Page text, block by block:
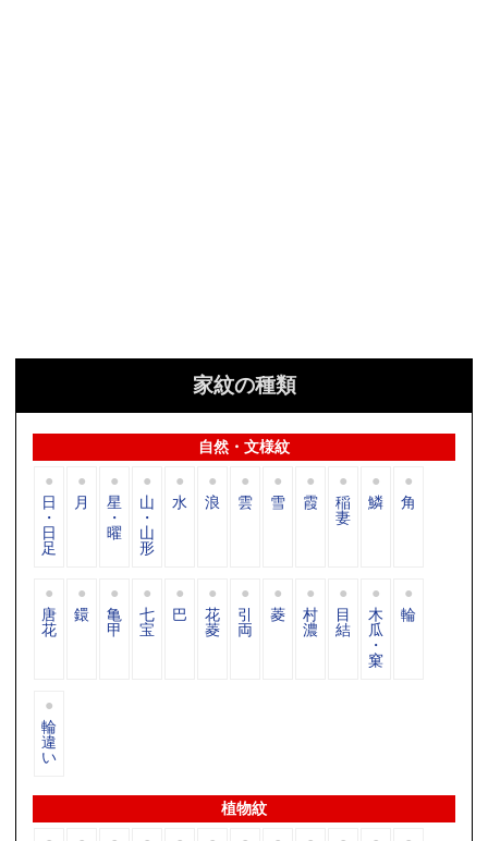
家紋の種類
自然・文様紋
日
・
日
足
月 星
・
曜
山
・
山
形
水 浪 雲 雪 霞 稲
妻
鱗 角
唐
花
鐶 亀
甲
七
宝
巴 花
菱
引
両
菱 村
濃
目
結
木
瓜
・
窠
輪
輪
違
い
植物紋